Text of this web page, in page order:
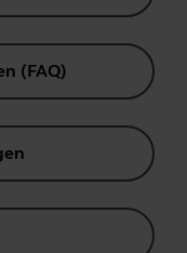
(FAQ)